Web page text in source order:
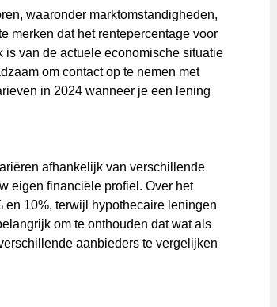
waaronder marktomstandigheden,
merken dat het rentepercentage voor
van de actuele economische situatie
om contact op te nemen met
in 2024 wanneer je een lening
afhankelijk van verschillende
eigen financiële profiel. Over het
10%, terwijl hypothecaire leningen
om te onthouden dat wat als
aanbieders te vergelijken